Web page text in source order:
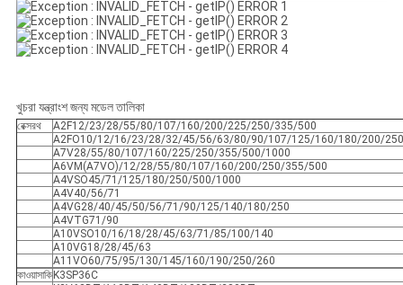
খুচরা যন্ত্রাংশ জন্য মডেল তালিকা
রেক্সরথ
A2F12/23/28/55/80/107/160/200/225/250/335/500
A2FO10/12/16/23/28/32/45/56/63/80/90/107/125/160/180/200/
A7V28/55/80/107/160/225/250/355/500/1000
A6VM(A7VO)/12/28/55/80/107/160/200/250/355/500
A4VSO45/71/125/180/250/500/1000
A4V40/56/71
A4VG28/40/45/50/56/71/90/125/140/180/250
A4VTG71/90
A10VSO10/16/18/28/45/63/71/85/100/140
A10VG18/28/45/63
A11VO60/75/95/130/145/160/190/250/260
কাওয়াসাকি K3SP36C